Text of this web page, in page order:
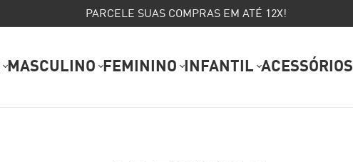
PARCELE SUAS COMPRAS EM ATÉ 12X!
MASCULINO FEMININO INFANTIL ACESSÓRIOS